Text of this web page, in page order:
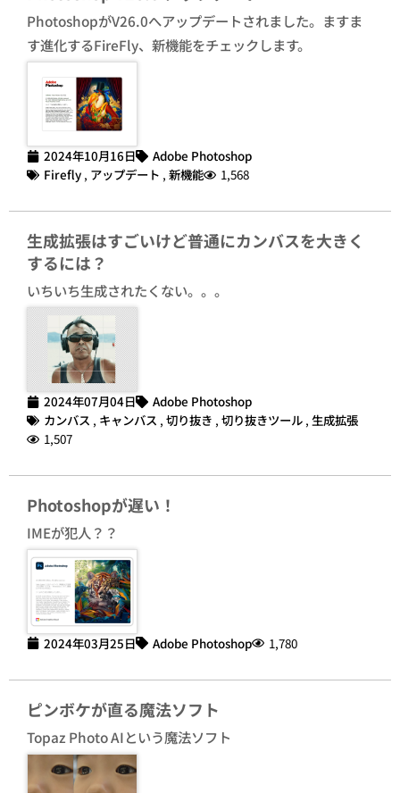
PhotoshopがV26.0へアップデートされました。ますま
す進化するFireFly、新機能をチェックします。
2024年10月16日
Adobe Photoshop
Firefly , アップデート , 新機能 1,568
生成拡張はすごいけど普通にカンバスを大きく
するには？
いちいち生成されたくない。。。
2024年07月04日
Adobe Photoshop
カンバス , キャンバス , 切り抜き , 切り抜きツール , 生成拡張
1,507
Photoshopが遅い！
IMEが犯人？？
2024年03月25日 Adobe Photoshop 1,780
ピンボケが直る魔法ソフト
Topaz Photo AIという魔法ソフト